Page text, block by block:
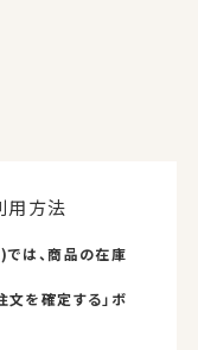
用方法
は、商品の在庫
文を確定する」ボ